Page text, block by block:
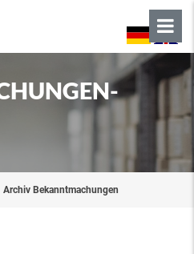
Archiv Bekanntmachungen